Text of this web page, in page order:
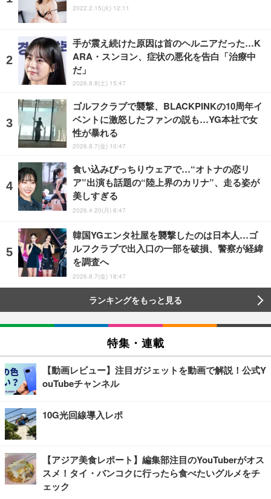
2022.2.15(火) 12:11
手が震え続けた原因は首のヘルニアだった…K
ARA・スンヨン、症状の悪化を告白「治療中
だ」
2026.8.8(土) 15:47
ゴルフクラブで襲撃、BLACKPINKの10周年イ
ベントに激怒したファンの説も…YG本社で女
性が暴れる
2026.8.7(金) 10:47
食い込みぴっちりウェアで…“オトナの恋リ
ア”出演も話題の“陸上界のカリナ”、走る姿が
美しすぎる
2026.4.20(月) 6:47
韓国YGエンタ社屋を襲撃したのは日本人…ゴ
ルフクラブで出入口の一部を破損、警察が経緯
を調査へ
2026.8.7(金) 18:47
ランキングをもっと見る
特集・連載
【動画レビュー】注目ガジェットを動画で解説！公式Y
ouTubeチャンネル
10G光回線導入レポ
【アジア美食レポート】編集部注目のYouTuberがオス
スメ！タイ・バンコクに行ったら食べたいグルメをチ
ェック